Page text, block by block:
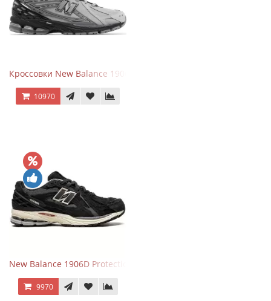
Кроссовки New Balance 1906R Brighton Grey
10970
New Balance 1906D Protection Pack Black черные
9970